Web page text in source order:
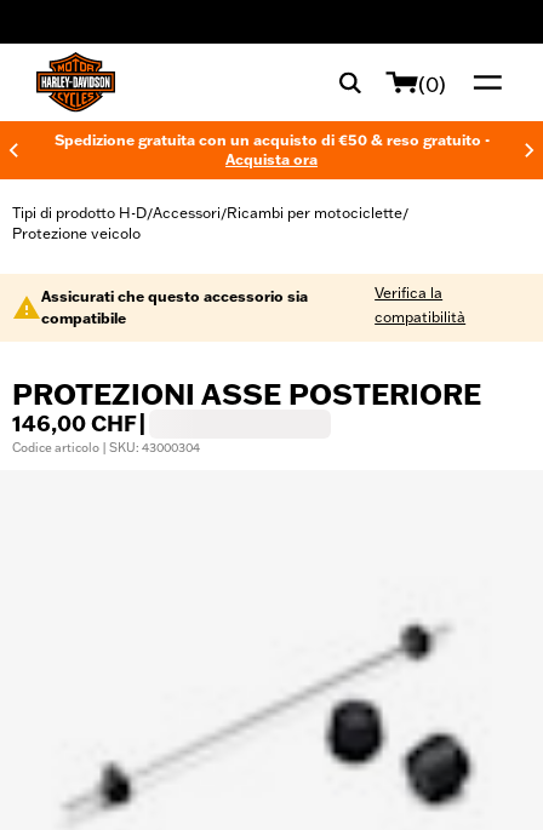
(0)
Spedizione gratuita con un acquisto di €50 & reso gratuito -
Acquista ora
Tipi di prodotto H-D/Accessori/Ricambi per motociclette/
Protezione veicolo
Assicurati che questo accessorio sia
compatibile
Verifica la
compatibilità
PROTEZIONI ASSE POSTERIORE
146,00 CHF
Codice articolo | SKU: 43000304